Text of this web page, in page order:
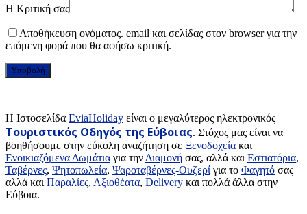
Η Κριτική σας
Αποθήκευση ονόματος. email και σελίδας στον browser για την
επόμενη φορά που θα αφήσω κριτική.
H Ιστοσελίδα EviaHoliday είναι ο μεγαλύτερος ηλεκτρονικός
Τουριστικός Οδηγός της Εύβοιας. Στόχος μας είναι να
βοηθήσουμε στην εύκολη αναζήτηση σε Ξενοδοχεία και
Ενοικιαζόμενα Δωμάτια για την Διαμονή σας, αλλά και Εστιατόρια,
Ταβέρνες, Ψητοπωλεία, Ψαροταβέρνες-Ουζερί για το Φαγητό σας
αλλά και Παραλίες, Αξιοθέατα, Delivery και πολλά άλλα στην
Εύβοια.